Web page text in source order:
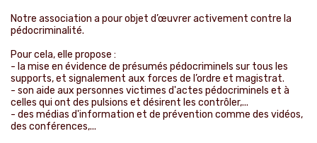
​Notre association a pour objet d’œuvrer activement contre la
pédocriminalité.
Pour cela, elle propose :
- la mise en évidence de présumés pédocriminels sur tous les
supports, et signalement aux forces de l’ordre et magistrat.
- son aide aux personnes victimes d'actes pédocriminels et à
celles qui ont des pulsions et désirent les contrôler,...
- des médias d'information et de prévention comme des vidéos,
des conférences,...